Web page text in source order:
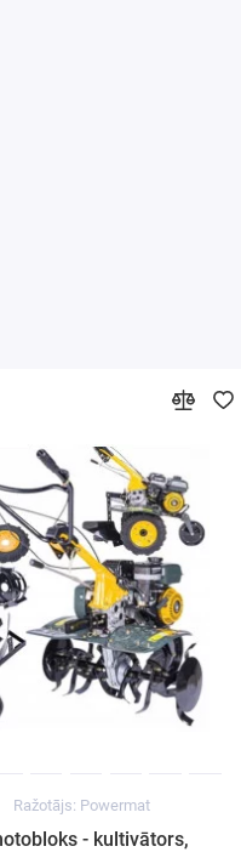
+ A2 + A12 + A13, EN
noteikts, pamatojoties uz Tüv
sezonālo dārzeņu,
Ražotājs: Powermat
- kultivātors,